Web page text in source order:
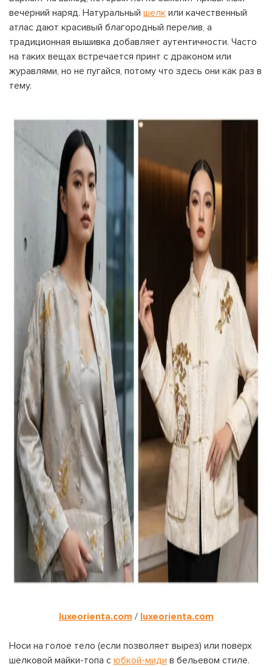
вечерний наряд. Натуральный шелк или качественный
атлас дают красивый благородный перелив, а
традиционная вышивка добавляет аутентичности. Часто
на таких вещах встречается принт с драконом или
журавлями, но не пугайся, потому что здесь они как раз в
тему.
luxeorienta.com / luxeorienta.com
Носи на голое тело (если позволяет вырез) или поверх
шелковой майки-топа с юбкой-миди в бельевом стиле.
Номер карты лояльности:
Бонусов на счету:
Кэшбек-бонусов на счету:
ВЕРНУТЬСЯ К БЛОГУ
ВОЙТИ С ПОМОЩЬЮ СМС
100